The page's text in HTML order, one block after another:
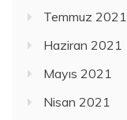
Temmuz 2021
Haziran 2021
Mayıs 2021
Nisan 2021